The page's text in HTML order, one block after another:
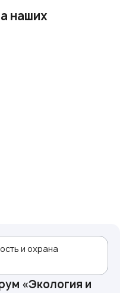
наших
и охрана
«Экология и